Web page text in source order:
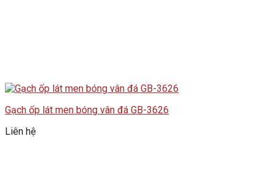
Gạch ốp lát men bóng vân đá GB-3626
Liên hệ